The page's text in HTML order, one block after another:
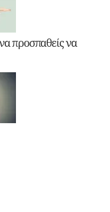
προσπαθείς να